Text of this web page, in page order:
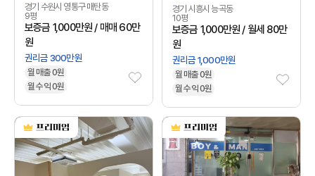
경기 수원시 영통구 매탄동
9평
보증금 1,000만원 / 매매 60만
원
권리금 300만원
월 매출 0원
월 수익 0원
경기 시흥시 능곡동
10평
보증금 1,000만원 / 월세 80만
원
권리금 1,000만원
월 매출 0원
월 수익 0원